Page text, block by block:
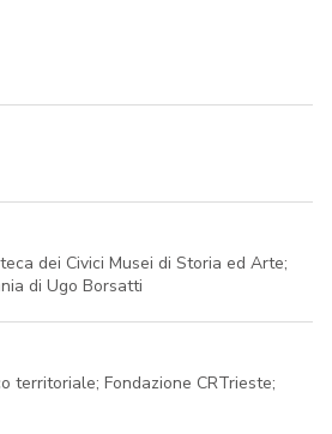
dei Civici Musei di Storia ed Arte;
di Ugo Borsatti
territoriale; Fondazione CRTrieste;